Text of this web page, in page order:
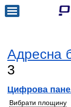
Адресна
3
Цифрова
Вибрати площину